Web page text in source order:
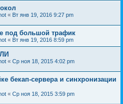
« Вт янв 19, 2016 9:27 pm
под большой трафик
« Вт янв 19, 2016 8:59 pm
« Ср ноя 18, 2015 4:02 pm
бекап-сервера и синхронизации
« Ср ноя 18, 2015 3:59 pm